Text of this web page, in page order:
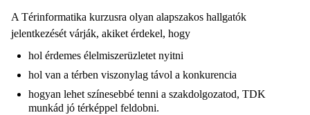
A Térinformatika kurzusra olyan alapszakos hallgatók
jelentkezését várják, akiket érdekel, hogy
hol érdemes élelmiszerüzletet nyitni
hol van a térben viszonylag távol a konkurencia
hogyan lehet színesebbé tenni a szakdolgozatod, TDK
munkád jó térképpel feldobni.